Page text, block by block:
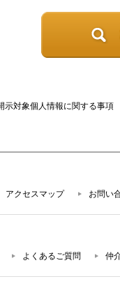
示対象個人情報に関する事項
アクセスマップ お問い
よくあるご質問 仲